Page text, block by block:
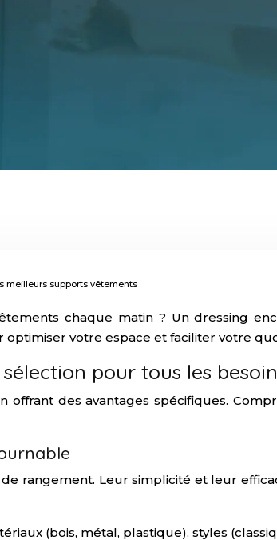
meilleurs supports vêtements
chaque matin ? Un dressing
votre espace et faciliter votre
pour tous les
des avantages spécifiques.
rangement. Leur simplicité et leur
(bois, métal, plastique), styles